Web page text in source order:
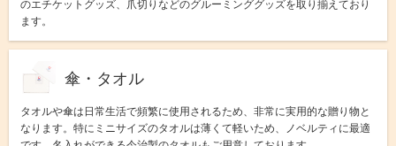
のエチケットグッズ、爪切りなどのグルーミンググッズを取り揃えており
ます。
傘・タオル
タオルや傘は日常生活で頻繁に使用されるため、非常に実用的な贈り物と
なります。特にミニサイズのタオルは薄くて軽いため、ノベルティに最適